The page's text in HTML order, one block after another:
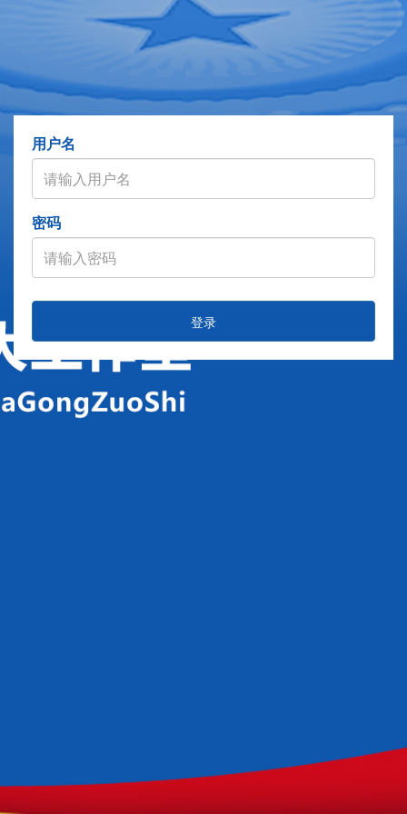
用户名
密码
登录